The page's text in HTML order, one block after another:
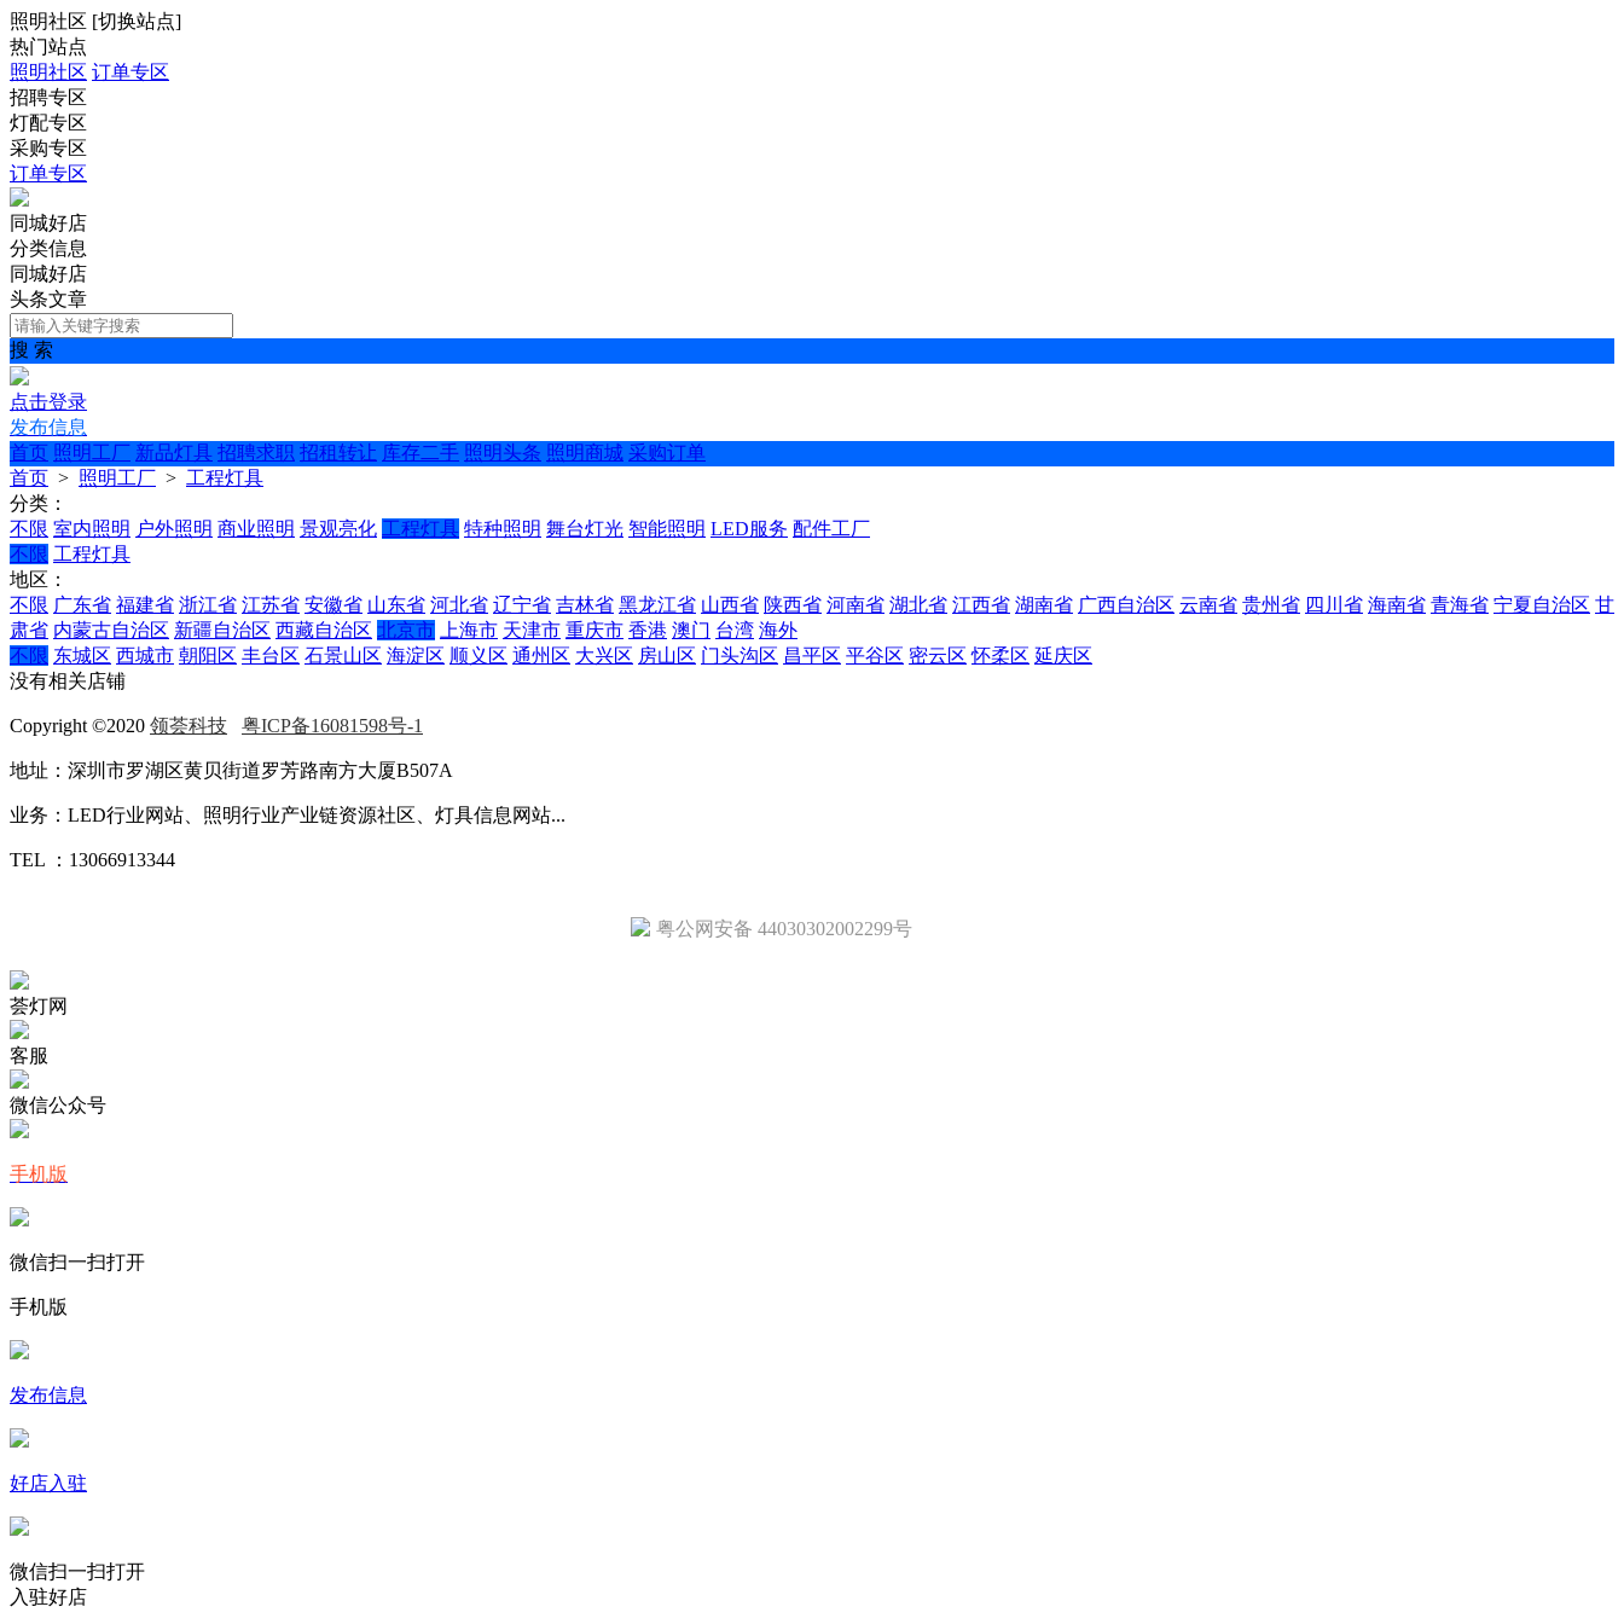
照明社区 [切换站点]
热门站点
照明社区 订单专区
招聘专区
灯配专区
采购专区
订单专区
同城好店
分类信息
同城好店
头条文章
搜 索
点击登录
发布信息
首页 照明工厂 新品灯具 招聘求职 招租转让 库存二手 照明头条 照明商城 采购订单
首页 > 照明工厂 > 工程灯具
分类：
不限 室内照明 户外照明 商业照明 景观亮化 工程灯具 特种照明 舞台灯光 智能照明 LED服务 配件工厂
不限 工程灯具
地区：
不限 广东省 福建省 浙江省 江苏省 安徽省 山东省 河北省 辽宁省 吉林省 黑龙江省 山西省 陕西省 河南省 湖北省 江西省 湖南省 广西自治区 云南省 贵州省 四川省 海南省 青海省 宁夏自治区 甘
肃省 内蒙古自治区 新疆自治区 西藏自治区 北京市 上海市 天津市 重庆市 香港 澳门 台湾 海外
不限 东城区 西城市 朝阳区 丰台区 石景山区 海淀区 顺义区 通州区 大兴区 房山区 门头沟区 昌平区 平谷区 密云区 怀柔区 延庆区
没有相关店铺
Copyright ©2020 领荟科技 粤ICP备16081598号-1
地址：深圳市罗湖区黄贝街道罗芳路南方大厦B507A
业务：LED行业网站、照明行业产业链资源社区、灯具信息网站...
TEL ：13066913344
粤公网安备 44030302002299号
荟灯网
客服
微信公众号
手机版
微信扫一扫打开
手机版
发布信息
好店入驻
微信扫一扫打开
入驻好店